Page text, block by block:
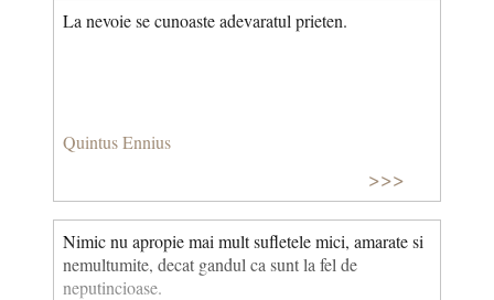
La nevoie se cunoaste adevaratul prieten.
Quintus Ennius
>>>
Nimic nu apropie mai mult sufletele mici, amarate si
nemultumite, decat gandul ca sunt la fel de
neputincioase.